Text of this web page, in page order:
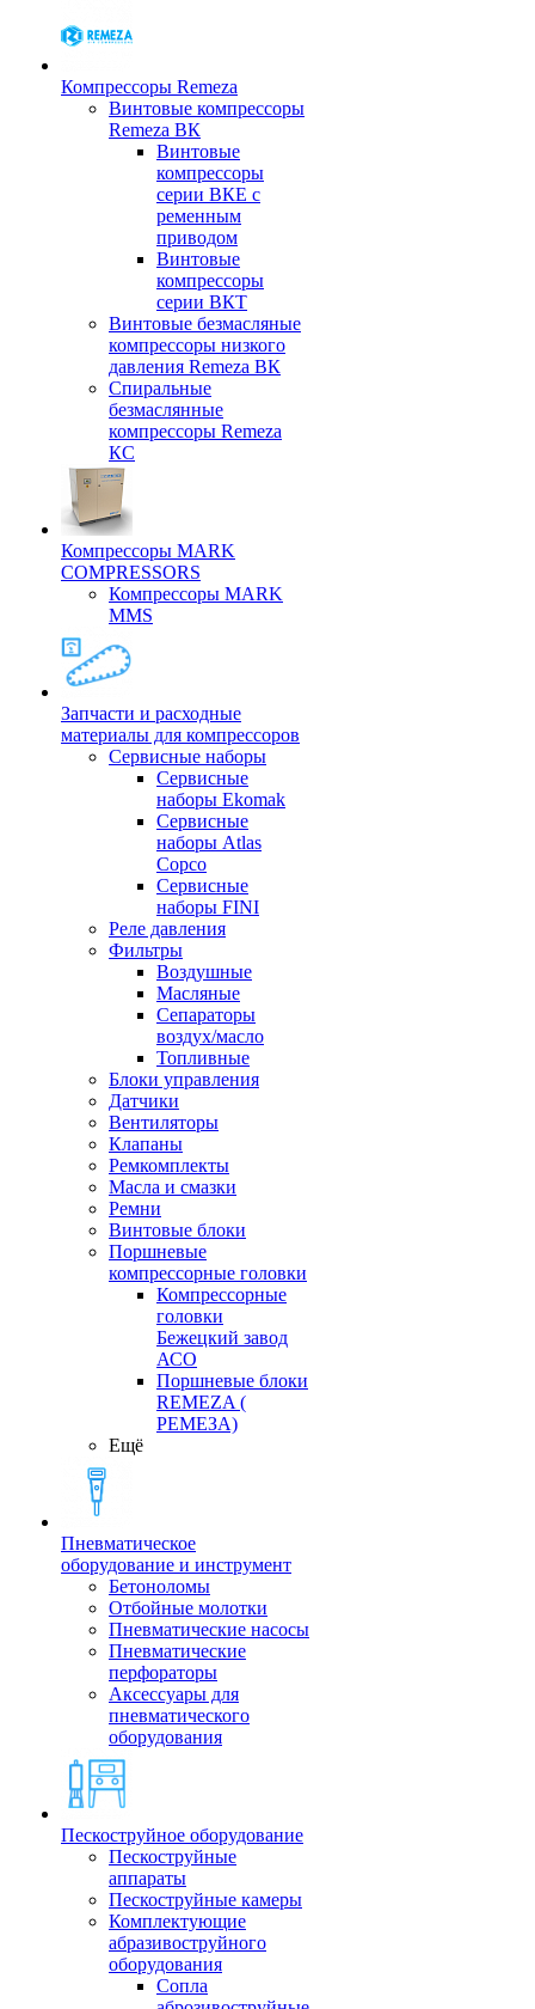
Компрессоры Remeza
Винтовые компрессоры
Remeza ВК
Винтовые
компрессоры
серии ВКЕ с
ременным
приводом
Винтовые
компрессоры
серии ВКТ
Винтовые безмасляные
компрессоры низкого
давления Remeza ВК
Спиральные
безмаслянные
компрессоры Remeza
КС
Компрессоры MARK
COMPRESSORS
Компрессоры MARK
MMS
Запчасти и расходные
материалы для компрессоров
Cервисные наборы
Сервисные
наборы Ekomak
Cервисные
наборы Atlas
Copco
Сервисные
наборы FINI
Реле давления
Фильтры
Воздушные
Масляные
Сепараторы
воздух/масло
Топливные
Блоки управления
Датчики
Вентиляторы
Клапаны
Ремкомплекты
Масла и смазки
Ремни
Винтовые блоки
Поршневые
компрессорные головки
Компрессорные
головки
Бежецкий завод
АСО
Поршневые блоки
REMEZA (
РЕМЕЗА)
Ещё
Пневматическое
оборудование и инструмент
Бетоноломы
Отбойные молотки
Пневматические насосы
Пневматические
перфораторы
Аксессуары для
пневматического
оборудования
Пескоструйное оборудование
Пескоструйные
аппараты
Пескоструйные камеры
Комплектующие
абразивоструйного
оборудования
Сопла